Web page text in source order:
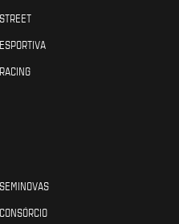
STREET
ESPORTIVA
RACING
SEMINOVAS
CONSÓRCIO